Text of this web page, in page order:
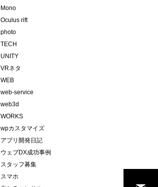
Mono
Oculus rift
photo
TECH
UNITY
VRネタ
WEB
web-service
web3d
WORKS
wpカスタマイズ
アプリ開発日記
ウェブDX成功事例
スタッフ募集
スマホ